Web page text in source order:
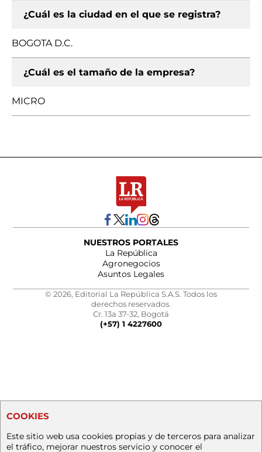
¿Cuál es la ciudad en el que se registra?
BOGOTA D.C.
¿Cuál es el tamaño de la empresa?
MICRO
NUESTROS PORTALES
La República
Agronegocios
Asuntos Legales
© 2026, Editorial La República S.A.S. Todos los
derechos reservados.
Cr. 13a 37-32, Bogotá
(+57) 1 4227600
COOKIES
Este sitio web usa cookies propias y de terceros para analizar
el tráfico, mejorar nuestros servicio y conocer el